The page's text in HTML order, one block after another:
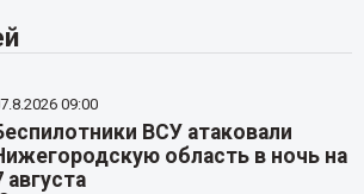
09:00
ВСУ атаковали
область в ночь на
августа